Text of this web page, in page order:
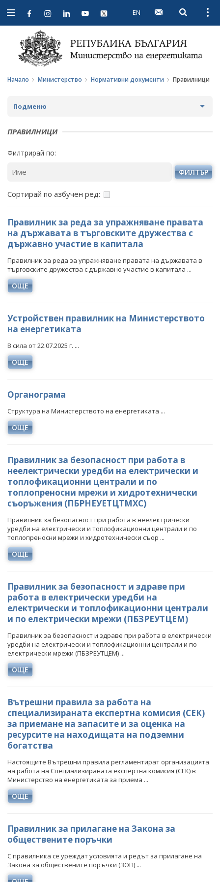
Open
navigation
EN Open
Начало Министерство Нормативни документи Правилници
Подменю
ЗА МИНИСТЕРСТВОТО
ОДИТЕН КОМИТЕТ
БЮДЖЕТ
ОТКРИТО УПРАВЛЕНИЕ
ЗАЩИТА НА ЛИЧНИТЕ ДАННИ
ОБЯВИ ЗА КОНКУРСИ
КОНКУРСИ ЗА ИЗБОР НА РЪКОВОДНИ ОРГАНИ НА
ЕНЕРГИЙНИТЕ ДРУЖЕСТВА
ОРГАНИ НА ЕНЕРГИЙНИТЕ ДРУЖЕСТВА
СТУДЕНТСКИ СТАЖОВЕ В ДЪРЖАВНАТА
АДМИНИСТРАЦИЯ
МИНИСТЪР
ПОЛИТИЧЕСКИ КАБИНЕТ
ДИРЕКТИВИ И РЕГЛАМЕНТИ
НАРЕДБИ
ПОСТАНОВЛЕНИЯ
ПРАВИЛНИЦИ
ВРЪЗКИ
ИНСТИТУЦИИ
ВТОРОСТЕПЕННИ РАЗПОРЕДИТЕЛИ
БИЗНЕС ОРГАНИЗАЦИИ
БГ ПРЕДСЕДАТЕЛСТВО НА СЪВЕТА НА ЕС
ПРАВИЛНИЦИ
Филтрирай по:
ФИЛТЪР
Сортирай по азбучен ред:
Правилник за реда за упражняване правата
на държавата в търговските дружества с
държавно участие в капитала
Правилник за реда за упражняване правата на държавата в
търговските дружества с държавно участие в капитала ...
ОЩЕ
Устройствен правилник на Министерството
на енергетиката
В сила от 22.07.2025 г. ...
ОЩЕ
Органограма
Структура на Министерството на енергетиката ...
ОЩЕ
Правилник за безопасност при работа в
неелектрически уредби на електрически и
топлофикационни централи и по
топлопреносни мрежи и хидротехнически
съоръжения (ПБРНЕУЕТЦТМХС)
Правилник за безопасност при работа в неелектрически
уредби на електрически и топлофикационни централи и по
топлопреносни мрежи и хидротехнически съор ...
ОЩЕ
Правилник за безопасност и здраве при
работа в електрически уредби на
електрически и топлофикационни централи
и по електрически мрежи (ПБЗРЕУТЦЕМ)
Правилник за безопасност и здраве при работа в електрически
уредби на електрически и топлофикационни централи и по
електрически мрежи (ПБЗРЕУТЦЕМ) ...
ОЩЕ
Вътрешни правила за работа на
специализираната експертна комисия (СЕК)
за приемане на запасите и за оценка на
ресурсите на находищата на подземни
богатства
Настоящите Вътрешни правила регламентират организацията
на работа на Специализираната експертна комисия (СЕК) в
Министерство на енергетиката за приема ...
ОЩЕ
Правилник за прилагане на Закона за
обществените поръчки
С правилника се уреждат условията и редът за прилагане на
Закона за обществените поръчки (ЗОП) ...